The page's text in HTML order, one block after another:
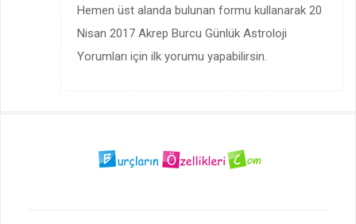
Hemen üst alanda bulunan formu kullanarak 20
Nisan 2017 Akrep Burcu Günlük Astroloji
Yorumları için ilk yorumu yapabilirsin.